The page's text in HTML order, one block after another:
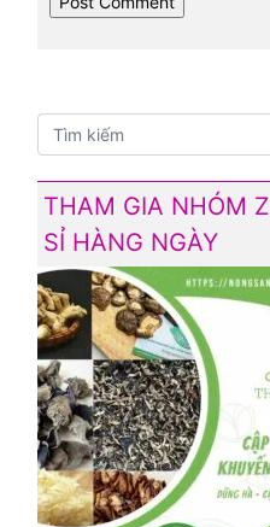
THAM GIA NHÓM
SỈ HÀNG NGÀY